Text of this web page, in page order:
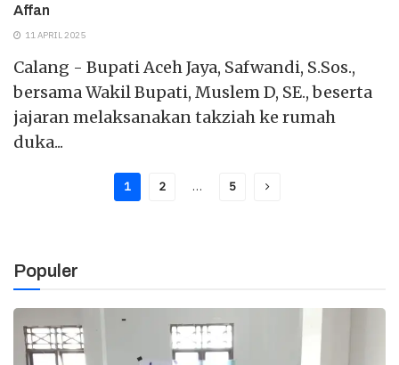
Affan
11 APRIL 2025
Calang - Bupati Aceh Jaya, Safwandi, S.Sos.,
bersama Wakil Bupati, Muslem D, SE., beserta
jajaran melaksanakan takziah ke rumah
duka...
1 2 … 5
Populer